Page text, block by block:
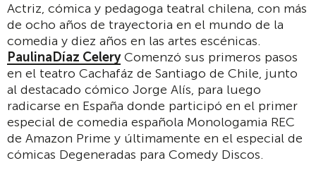
Actriz, cómica y pedagoga teatral chilena, con más
de ocho años de trayectoria en el mundo de la
comedia y diez años en las artes escénicas.
Paulina Díaz CeleryComenzó sus primeros pasos
en el teatro Cachafáz de Santiago de Chile, junto
al destacado cómico Jorge Alís, para luego
radicarse en España donde participó en el primer
especial de comedia española Monologamia REC
de Amazon Prime y últimamente en el especial de
cómicas Degeneradas para Comedy Discos.